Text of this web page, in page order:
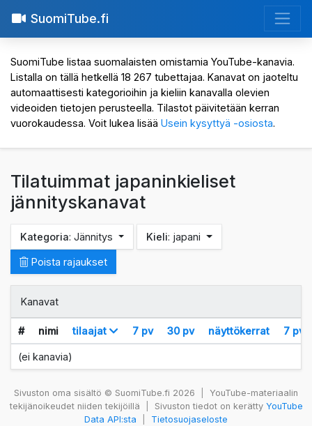
SuomiTube.fi
SuomiTube listaa suomalaisten omistamia YouTube-kanavia.
Listalla on tällä hetkellä 18 267 tubettajaa. Kanavat on jaoteltu
automaattisesti kategorioihin ja kieliin kanavalla olevien
videoiden tietojen perusteella. Tilastot päivitetään kerran
vuorokaudessa. Voit lukea lisää Usein kysyttyä -osiosta.
Tilatuimmat japaninkieliset
jännityskanavat
Kategoria: Jännitys Kieli: japani
Poista rajaukset
Kanavat
# nimi tilaajat 7 pv 30 pv näyttökerrat 7 pv
(ei kanavia)
Sivuston oma sisältö © SuomiTube.fi 2026
YouTube-materiaalin
tekijänoikeudet niiden tekijöillä
Sivuston tiedot on kerätty YouTube
Data API:sta
Tietosuojaseloste